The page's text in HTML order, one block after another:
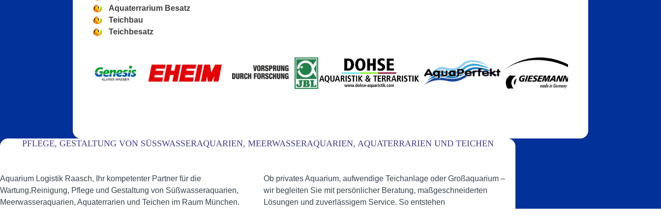
Aquaterrarium Besatz
Teichbau
Teichbesatz
PFLEGE, GESTALTUNG VON SÜSSWASSERAQUARIEN, MEERWASSERAQUARIEN, AQUATERRARIEN UND TEICHEN
Aquarium Logistik Raasch, Ihr kompetenter Partner für die
Wartung,Reinigung, Pflege und Gestaltung von Süßwasseraquarien,
Meerwasseraquarien, Aquaterrarien und Teichen im Raum München.
Ob privates Aquarium, aufwendige Teichanlage oder Großaquarium –
wir begleiten Sie mit persönlicher Beratung, maßgeschneiderten
Lösungen und zuverlässigem Service. So entstehen